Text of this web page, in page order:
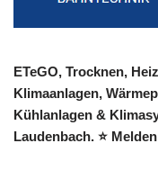
ETeGO, Trocknen,
Klimaanlagen,
Kühlanlagen &
Laudenbach. ⭐